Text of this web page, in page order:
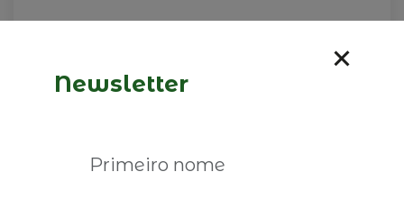
convidado do CEO é o limite
Newsletter